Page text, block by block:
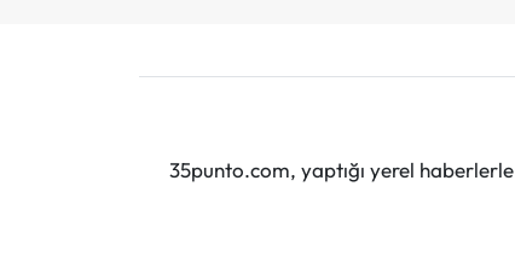
35punto.com, yaptığı yerel